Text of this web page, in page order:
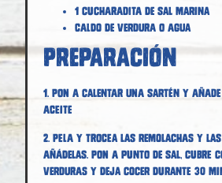
1 cucharadita de sal marina
Caldo de verdura o agua
Preparación
1. Pon a calentar una sartén y
aceite
2. Pela y trocea las remolachas y
añádelas. Pon a punto de sal, cubre
verduras y deja cocer durante 30